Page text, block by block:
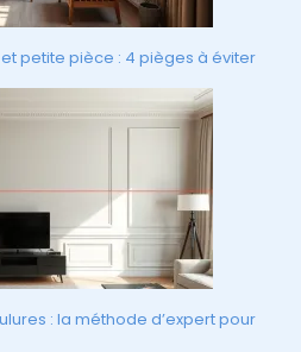
petite pièce : 4 pièges à éviter
: la méthode d’expert pour